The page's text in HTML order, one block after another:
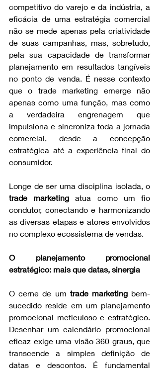
competitivo do varejo e da indústria, a
eficácia de uma estratégia comercial
não se mede apenas pela criatividade
de suas campanhas, mas, sobretudo,
pela sua capacidade de transformar
planejamento em resultados tangíveis
no ponto de venda. É nesse contexto
que o trade marketing emerge não
apenas como uma função, mas como
a verdadeira engrenagem que
impulsiona e sincroniza toda a jornada
comercial, desde a concepção
estratégica até a experiência final do
consumidor.
trade marketing atua como um fio
condutor, conectando e harmonizando
as diversas etapas e atores envolvidos
no complexo ecossistema de vendas.
O planejamento promocional
estratégico: mais que datas, sinergia
O cerne de um trade marketing bem-
sucedido reside em um planejamento
promocional meticuloso e estratégico.
Desenhar um calendário promocional
eficaz exige uma visão 360 graus, que
transcende a simples definição de
datas e descontos. É fundamental